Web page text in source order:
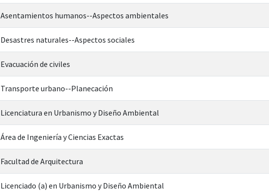
Asentamientos humanos--Aspectos ambientales
Desastres naturales--Aspectos sociales
Evacuación de civiles
Transporte urbano--Planecación
Licenciatura en Urbanismo y Diseño Ambiental
Área de Ingeniería y Ciencias Exactas
Facultad de Arquitectura
Licenciado (a) en Urbanismo y Diseño Ambiental